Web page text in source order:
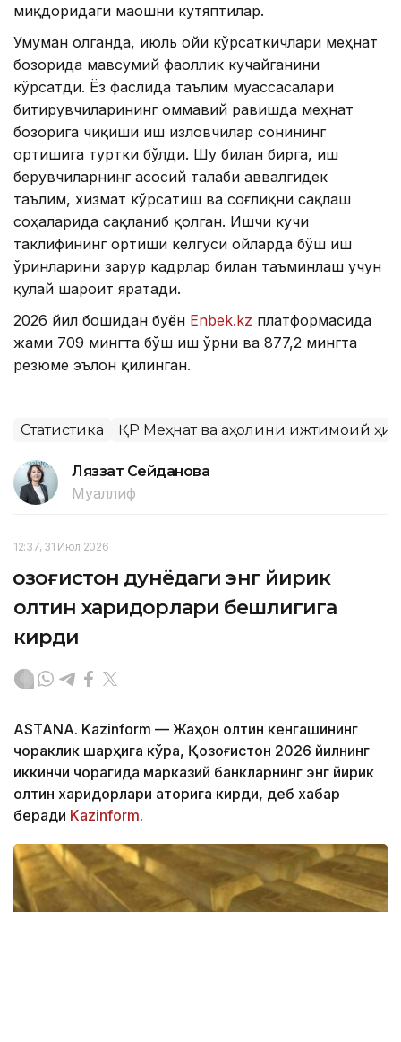
миқдоридаги маошни кутяптилар.
Умуман олганда, июль ойи кўрсаткичлари меҳнат
бозорида мавсумий фаоллик кучайганини
кўрсатди. Ёз фаслида таълим муассасалари
битирувчиларининг оммавий равишда меҳнат
бозорига чиқиши иш изловчилар сонининг
ортишига туртки бўлди. Шу билан бирга, иш
берувчиларнинг асосий талаби аввалгидек
таълим, хизмат кўрсатиш ва соғлиқни сақлаш
соҳаларида сақланиб қолган. Ишчи кучи
таклифининг ортиши келгуси ойларда бўш иш
ўринларини зарур кадрлар билан таъминлаш учун
қулай шароит яратади.
2026 йил бошидан буён Enbek.kz платформасида
жами 709 мингта бўш иш ўрни ва 877,2 мингта
резюме эълон қилинган.
Статистика ҚР Меҳнат ва аҳолини ижтимоий
Ляззат Сейданова
Муаллиф
12:37, 31 Июл 2026
Қозоғистон дунёдаги энг йирик
олтин харидорлари бешлигига
кирди
ASTANA. Kazinform — Жаҳон олтин кенгашининг
чораклик шарҳига кўра, Қозоғистон 2026 йилнинг
иккинчи чорагида марказий банкларнинг энг йирик
олтин харидорлари қаторига кирди, деб хабар
беради Kazinform.